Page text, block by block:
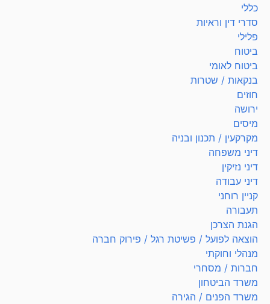
כללי
סדרי דין וראיות
פלילי
ביטוח
ביטוח לאומי
בנקאות / שטרות
חוזים
ירושה
מיסים
מקרקעין / תכנון ובניה
דיני משפחה
דיני נזיקין
דיני עבודה
קניין רוחני
תעבורה
הגנת הצרכן
הוצאה לפועל / פשיטת רגל / פירוק חברה
מנהלי וחוקתי
חברות / מסחרי
משרד הביטחון
משרד הפנים / הגירה